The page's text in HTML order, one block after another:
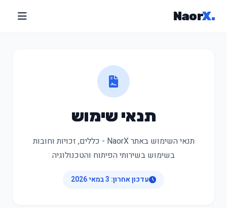
.
NaorX
תנאי שימוש
תנאי השימוש באתר NaorX - כללים, זכויות וחובות
בשימוש בשירותי הפיתוח והטכנולוגיה
עדכון אחרון: 3 במאי 2026